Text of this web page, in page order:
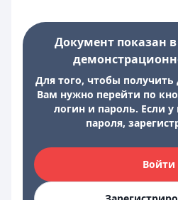
Документ показан
Для того, чтобы получить
Вам нужно перейти по
логин и пароль. Если у
пароля,
Войти